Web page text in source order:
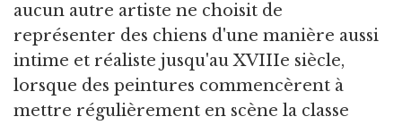
aucun autre artiste ne choisit de
représenter des chiens d'une manière aussi
intime et réaliste jusqu'au XVIIIe siècle,
lorsque des peintures commencèrent à
mettre régulièrement en scène la classe